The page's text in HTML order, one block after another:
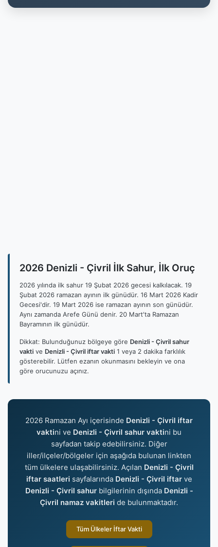
2026 Denizli - Çivril İlk Sahur, İlk Oruç
2026 yılında ilk sahur 19 Şubat 2026 gecesi kalkılacak. 19
Şubat 2026 ramazan ayının ilk günüdür. 16 Mart 2026 Kadir
Gecesi'dir. 19 Mart 2026 ise ramazan ayının son günüdür.
Aynı zamanda Arefe Günü denir. 20 Mart'ta Ramazan
Bayramının ilk günüdür.
Dikkat: Bulunduğunuz bölgeye göre Denizli - Çivril sahur
vakti ve Denizli - Çivril iftar vakti 1 veya 2 dakika farklılık
gösterebilir. Lütfen ezanın okunmasını bekleyin ve ona
göre orucunuzu açınız.
2026 Ramazan Ayı içerisinde Denizli - Çivril iftar
vaktini ve Denizli - Çivril sahur vaktini bu
sayfadan takip edebilirsiniz. Diğer
iller/ilçeler/bölgeler için aşağıda bulunan linkten
tüm ülkelere ulaşabilirsiniz. Açılan Denizli - Çivril
iftar saatleri sayfalarında Denizli - Çivril iftarve
Denizli - Çivril sahurbilgilerinin dışında Denizli -
Çivril namaz vakitleri de bulunmaktadır.
Tüm Ülkeler İftar Vakti